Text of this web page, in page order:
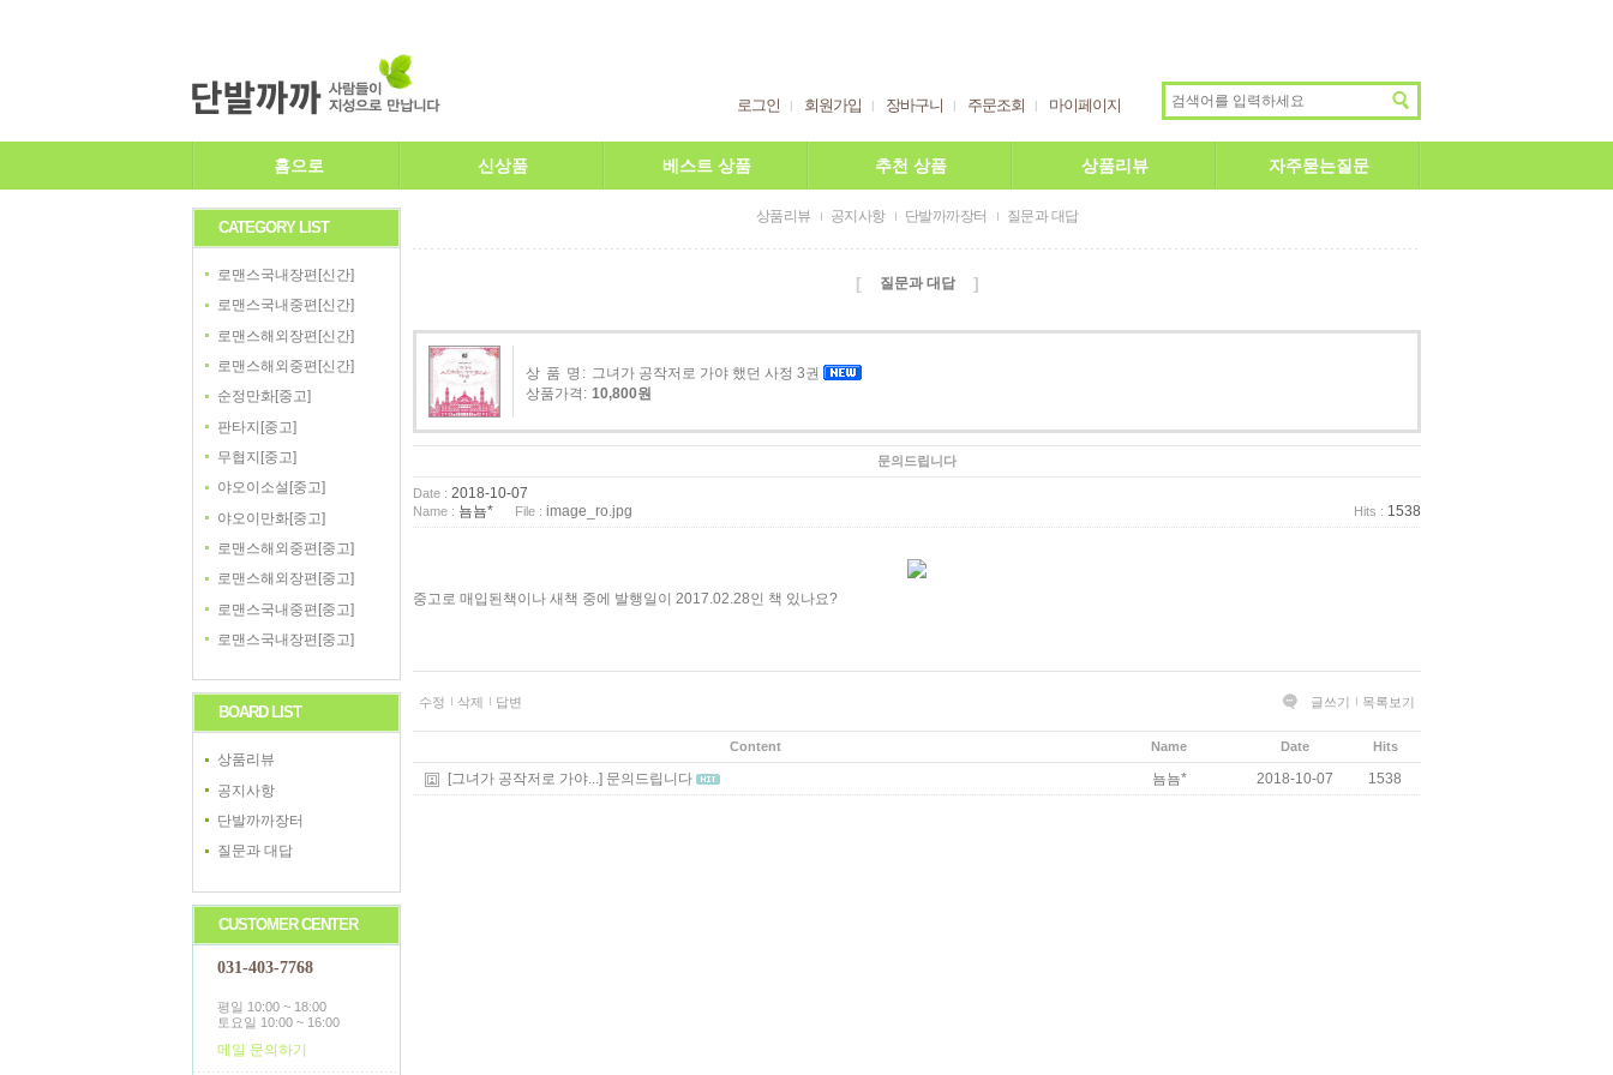
로그인 회원가입 장바구니 주문조회 마이페이지
홈으로 신상품 베스트 상품 추천 상품 상품리뷰 자주묻는질문
CATEGORY LIST
로맨스국내장편[신간]
로맨스국내중편[신간]
로맨스해외장편[신간]
로맨스해외중편[신간]
순정만화[중고]
판타지[중고]
무협지[중고]
야오이소설[중고]
야오이만화[중고]
로맨스해외중편[중고]
로맨스해외장편[중고]
로맨스국내중편[중고]
로맨스국내장편[중고]
BOARD LIST
상품리뷰
공지사항
단발까까장터
질문과 대답
CUSTOMER CENTER
031-403-7768
평일 10:00 ~ 18:00
토요일 10:00 ~ 16:00
메일 문의하기
상품리뷰 공지사항 단발까까장터 질문과 대답
[ 질문과 대답 ]
상 품 명: 그녀가 공작저로 가야 했던 사정 3권
상품가격: 10,800원
문의드립니다
Date : 2018-10-07
Name : 뇸뇸* File : image_ro.jpg Hits : 1538
중고로 매입된책이나 새책 중에 발행일이 2017.02.28인 책 있나요?
수정 삭제 답변 글쓰기 목록보기
Content Name Date Hits
[그녀가 공작저로 가야...] 문의드립니다 뇸뇸* 2018-10-07 1538